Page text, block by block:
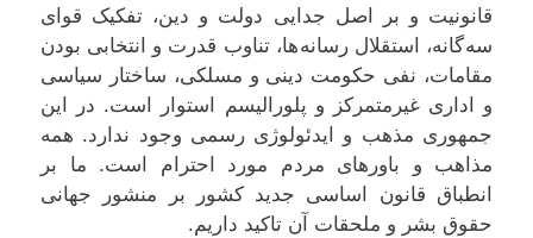
قانونيت و بر اصل جدایی دولت و دین، تفکيک قوای
سه گانه، استقلال رسانه ها، تناوب قدرت و انتخابی بودن
مقامات، نفی حکومت دینی و مسلکی، ساختار سیاسی
و اداری غیرمتمرکز و پلورالیسم استوار است. در این
جمهوری مذهب و ايدئولوژی رسمی وجود ندارد. همه
مذاهب و باورهای مردم مورد احترام است. ما بر
انطباق قانون اساسی جديد کشور بر منشور جهانی
حقوق بشر و ملحقات آن تاکید داريم.